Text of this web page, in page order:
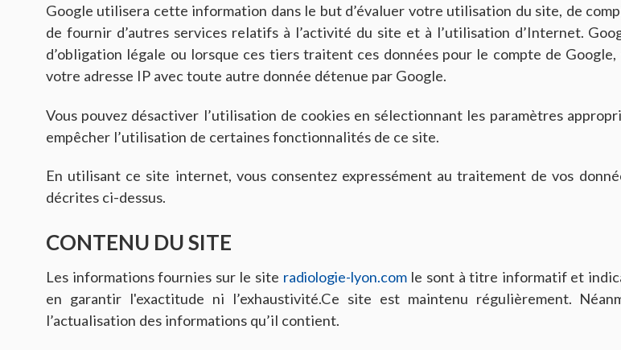
Google utilisera cette information dans le but d’évaluer votre utilisation du site, de
de fournir d’autres services relatifs à l’activité du site et à l’utilisation d’Internet.
d’obligation légale ou lorsque ces tiers traitent ces données pour le compte de
votre adresse IP avec toute autre donnée détenue par Google.
Vous pouvez désactiver l’utilisation de cookies en sélectionnant les paramètres
empêcher l’utilisation de certaines fonctionnalités de ce site.
En utilisant ce site internet, vous consentez expressément au traitement de vos
décrites ci-dessus.
CONTENU DU SITE
Les informations fournies sur le site radiologie-lyon.comle sont à titre informatif et
en garantir l'exactitude ni l’exhaustivité.Ce site est maintenu régulièrement.
l’actualisation des informations qu’il contient.